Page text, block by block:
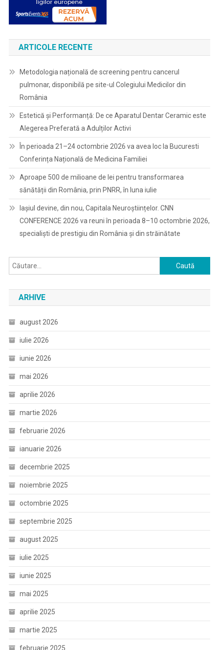
ARTICOLE RECENTE
Metodologia națională de screening pentru cancerul
pulmonar, disponibilă pe site-ul Colegiului Medicilor din
România
Estetică și Performanță: De ce Aparatul Dentar Ceramic este
Alegerea Preferată a Adulților Activi
În perioada 21–24 octombrie 2026 va avea loc la Bucuresti
Conferința Națională de Medicina Familiei
Aproape 500 de milioane de lei pentru transformarea
sănătății din România, prin PNRR, în luna iulie
Iașiul devine, din nou, Capitala Neuroștiințelor. CNN
CONFERENCE 2026 va reuni în perioada 8–10 octombrie 2026,
specialiști de prestigiu din România și din străinătate
Caută
după:
ARHIVE
august 2026
iulie 2026
iunie 2026
mai 2026
aprilie 2026
martie 2026
februarie 2026
ianuarie 2026
decembrie 2025
noiembrie 2025
octombrie 2025
septembrie 2025
august 2025
iulie 2025
iunie 2025
mai 2025
aprilie 2025
martie 2025
februarie 2025